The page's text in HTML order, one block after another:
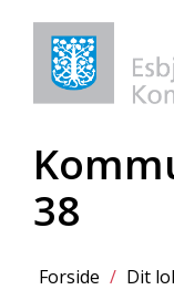
38
Forside / Dit